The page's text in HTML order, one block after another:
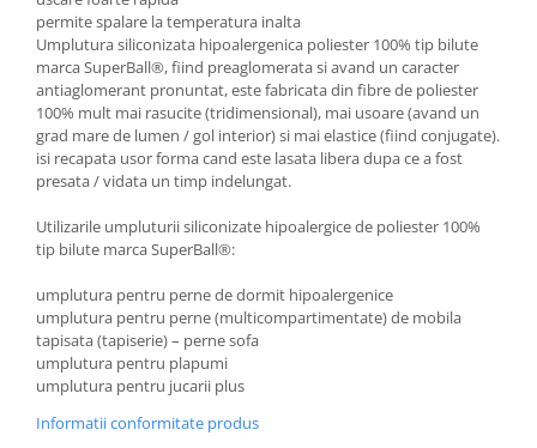
permite spalare la temperatura inalta
Umplutura siliconizata hipoalergenica poliester 100% tip bilute
marca SuperBall®, fiind preaglomerata si avand un caracter
antiaglomerant pronuntat, este fabricata din fibre de poliester
100% mult mai rasucite (tridimensional), mai usoare (avand un
grad mare de lumen / gol interior) si mai elastice (fiind conjugate).
isi recapata usor forma cand este lasata libera dupa ce a fost
presata / vidata un timp indelungat.
Utilizarile umpluturii siliconizate hipoalergice de poliester 100%
tip bilute marca SuperBall®:
umplutura pentru perne de dormit hipoalergenice
umplutura pentru perne (multicompartimentate) de mobila
tapisata (tapiserie) – perne sofa
umplutura pentru plapumi
umplutura pentru jucarii plus
Informatii conformitate produs